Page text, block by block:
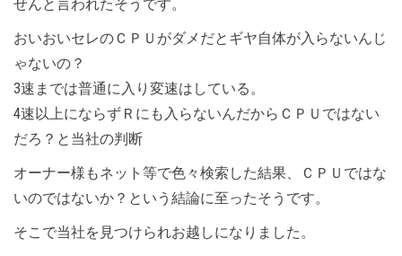
せんと言われたそうです。
おいおいセレのＣＰＵがダメだとギヤ自体が入らないんじ
ゃないの？
3速までは普通に入り変速はしている。
4速以上にならずＲにも入らないんだからＣＰＵではない
だろ？と当社の判断
オーナー様もネット等で色々検索した結果、ＣＰＵではな
いのではないか？という結論に至ったそうです。
そこで当社を見つけられお越しになりました。